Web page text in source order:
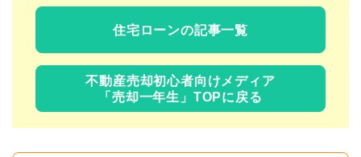
住宅ローンの記事一覧
不動産売却初心者向けメディア
「売却一年生」TOPに戻る